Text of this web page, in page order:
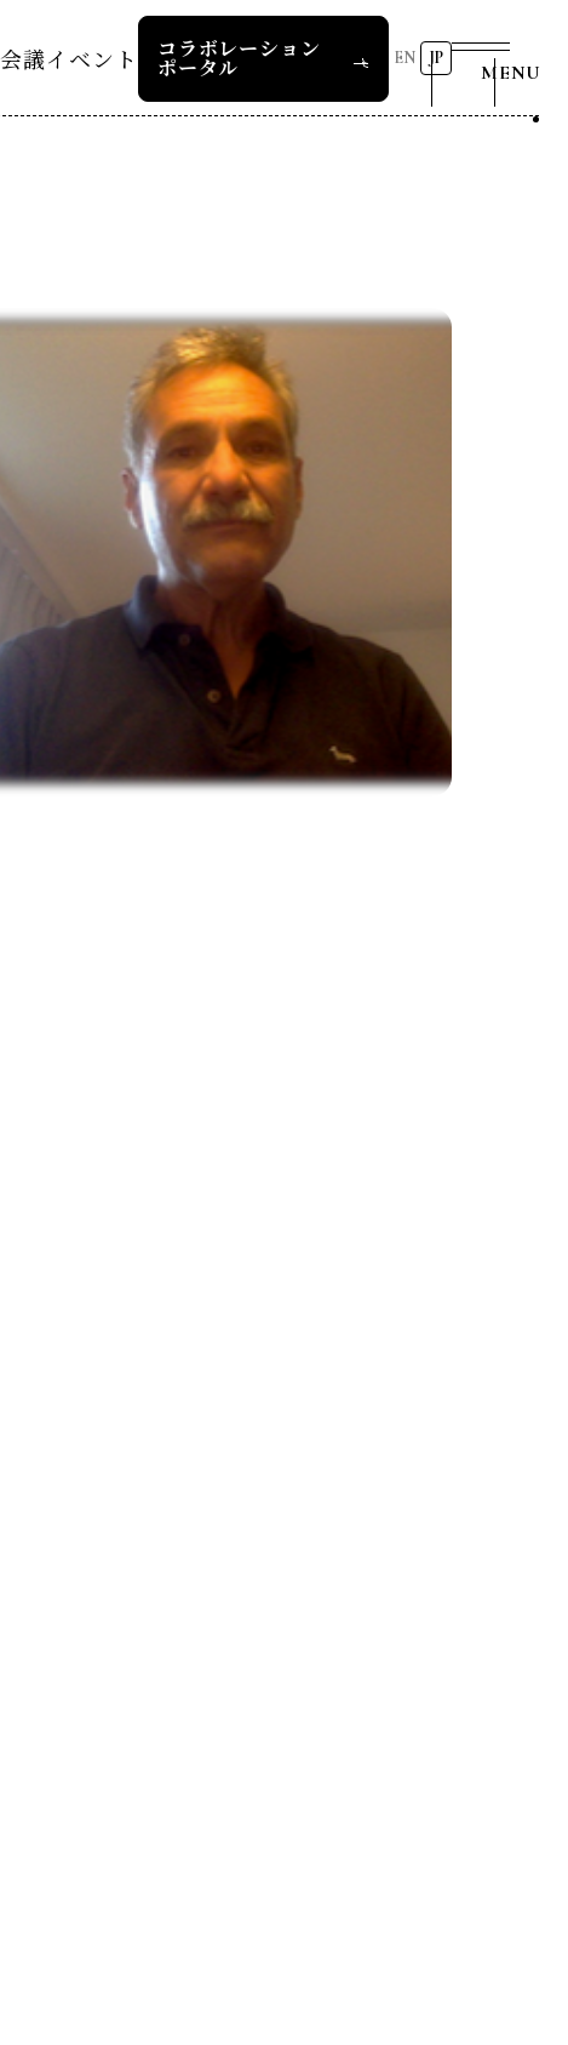
ー
ーダーズレコメンデー
Future 2025
Future 2023
議イベント
RD20サマースクール2025
COP29ジャパンパビリオンセ
ミナー
イベント一覧
コラボレーション
ポータル EN JP
MENU
お問い合わせ